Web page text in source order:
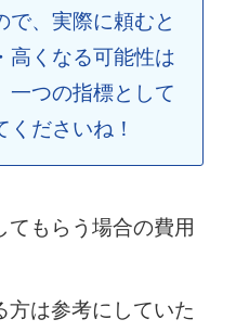
で、実際に頼むと
高くなる可能性は
一つの指標として
ださいね！
てもらう場合の費用
は参考にしていた